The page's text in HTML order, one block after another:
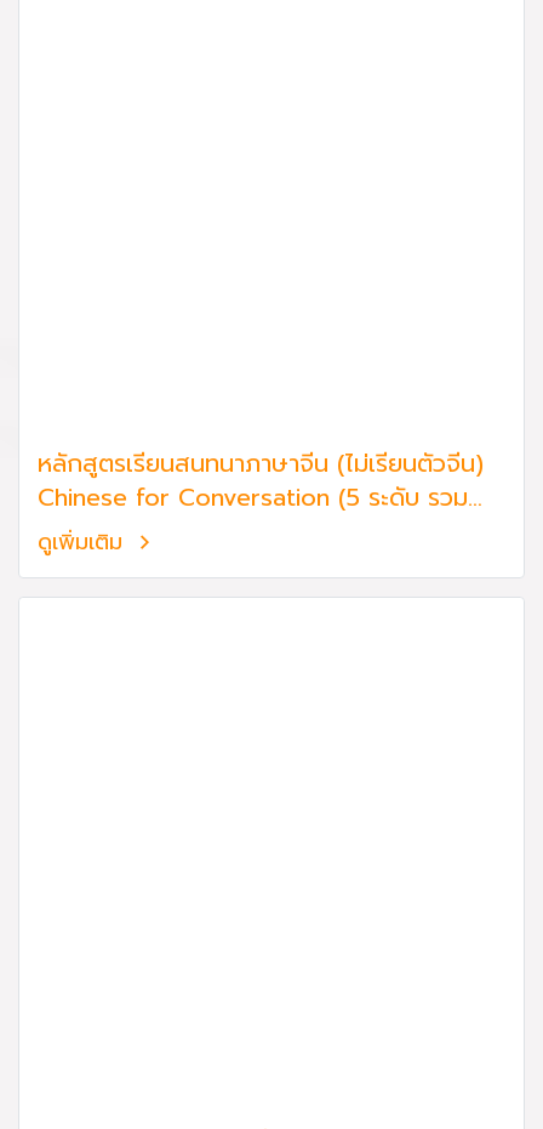
หลักสูตรเรียนสนทนาภาษาจีน (ไม่เรียนตัวจีน)
Chinese for Conversation (5 ระดับ รวม
100 ชั่วโมง)
ดูเพิ่มเติม